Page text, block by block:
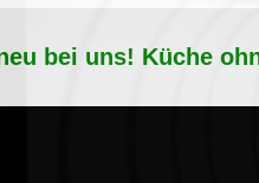
bei uns! Küche